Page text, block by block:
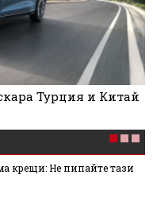
Турция и Китай
крещи: Не пипайте тази